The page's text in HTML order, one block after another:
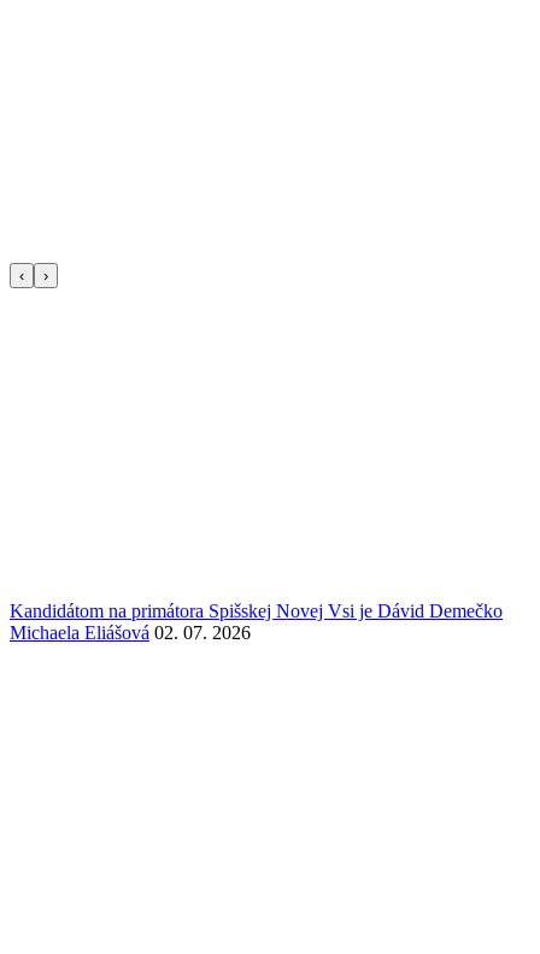
‹ ›
Kandidátom na primátora Spišskej Novej Vsi je Dávid Demečko
Michaela Eliášová 02. 07. 2026